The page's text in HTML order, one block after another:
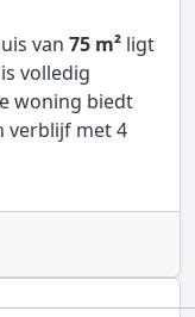
van 75 m² ligt
volledig
woning biedt
verblijf met4